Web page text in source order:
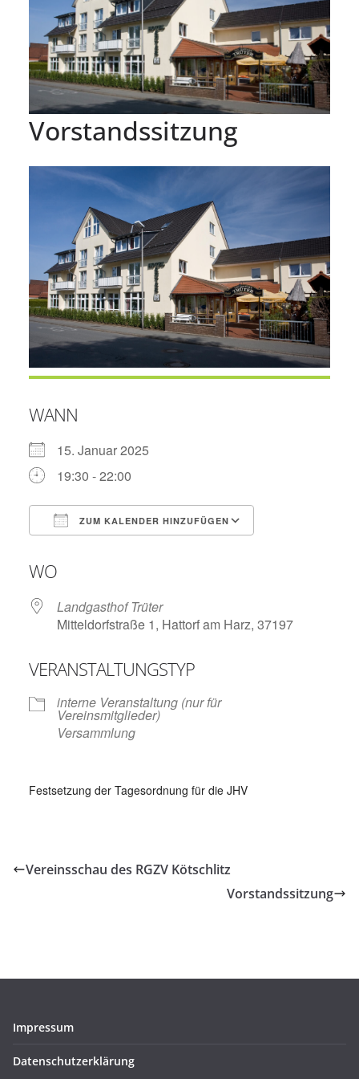
Vorstandssitzung
WANN
15. Januar 2025
19:30 - 22:00
ZUM KALENDER HINZUFÜGEN
WO
Landgasthof Trüter
Mitteldorfstraße 1, Hattorf am Harz, 37197
VERANSTALTUNGSTYP
interne Veranstaltung (nur für
Vereinsmitglieder)
Versammlung
Festsetzung der Tagesordnung für die JHV
Vereinsschau des RGZV Kötschlitz
Vorstandssitzung
Impressum
Datenschutzerklärung